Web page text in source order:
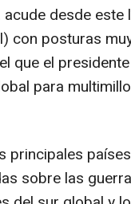
desde este
con posturas
que el
para
principales
sobre las